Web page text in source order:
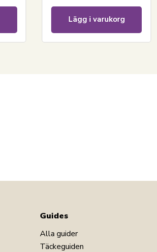
Lägg i varukorg
Guides
Alla guider
Täckeguiden